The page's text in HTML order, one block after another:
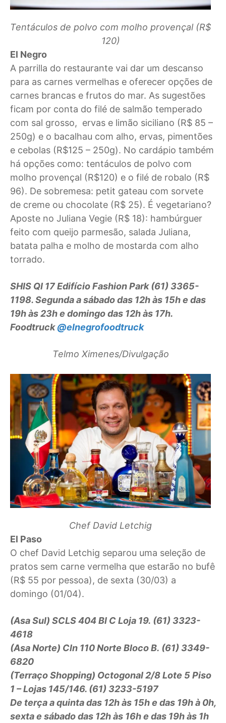
Tentáculos de polvo com molho provençal (R$
120)
El Negro
A parrilla do restaurante vai dar um descanso
para as carnes vermelhas e oferecer opções de
carnes brancas e frutos do mar. As sugestões
ficam por conta do filé de salmão temperado
com sal grosso, ervas e limão siciliano (R$ 85 –
250g) e o bacalhau com alho, ervas, pimentões
e cebolas (R$125 – 250g). No cardápio também
há opções como: tentáculos de polvo com
molho provençal (R$120) e o filé de robalo (R$
96). De sobremesa: petit gateau com sorvete
de creme ou chocolate (R$ 25). É vegetariano?
Aposte no Juliana Vegie (R$ 18): hambúrguer
feito com queijo parmesão, salada Juliana,
batata palha e molho de mostarda com alho
torrado.
SHIS QI 17 Edifício Fashion Park (61) 3365-
1198. Segunda a sábado das 12h às 15h e das
19h às 23h e domingo das 12h às 17h.
Foodtruck@elnegrofoodtruck
Telmo Ximenes/Divulgação
Chef David Letchig
El Paso
O chef David Letchig separou uma seleção de
pratos sem carne vermelha que estarão no bufê
(R$ 55 por pessoa), de sexta (30/03) a
domingo (01/04).
(Asa Sul) SCLS 404 Bl C Loja 19. (61) 3323-
4618
(Asa Norte) Cln 110 Norte Bloco B. (61) 3349-
6820
(Terraço Shopping) Octogonal 2/8 Lote 5 Piso
1 – Lojas 145/146. (61) 3233-5197
De terça a quinta das 12h às 15h e das 19h à 0h,
sexta e sábado das 12h às 16h e das 19h às 1h